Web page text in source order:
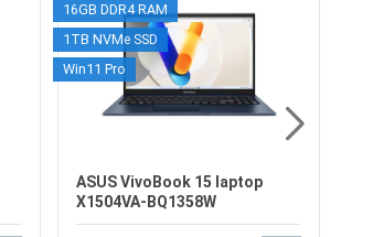
16GB DDR4 RAM
1TB NVMe SSD
Win11 Pro
ASUS VivoBook 15 laptop
X1504VA-BQ1358W